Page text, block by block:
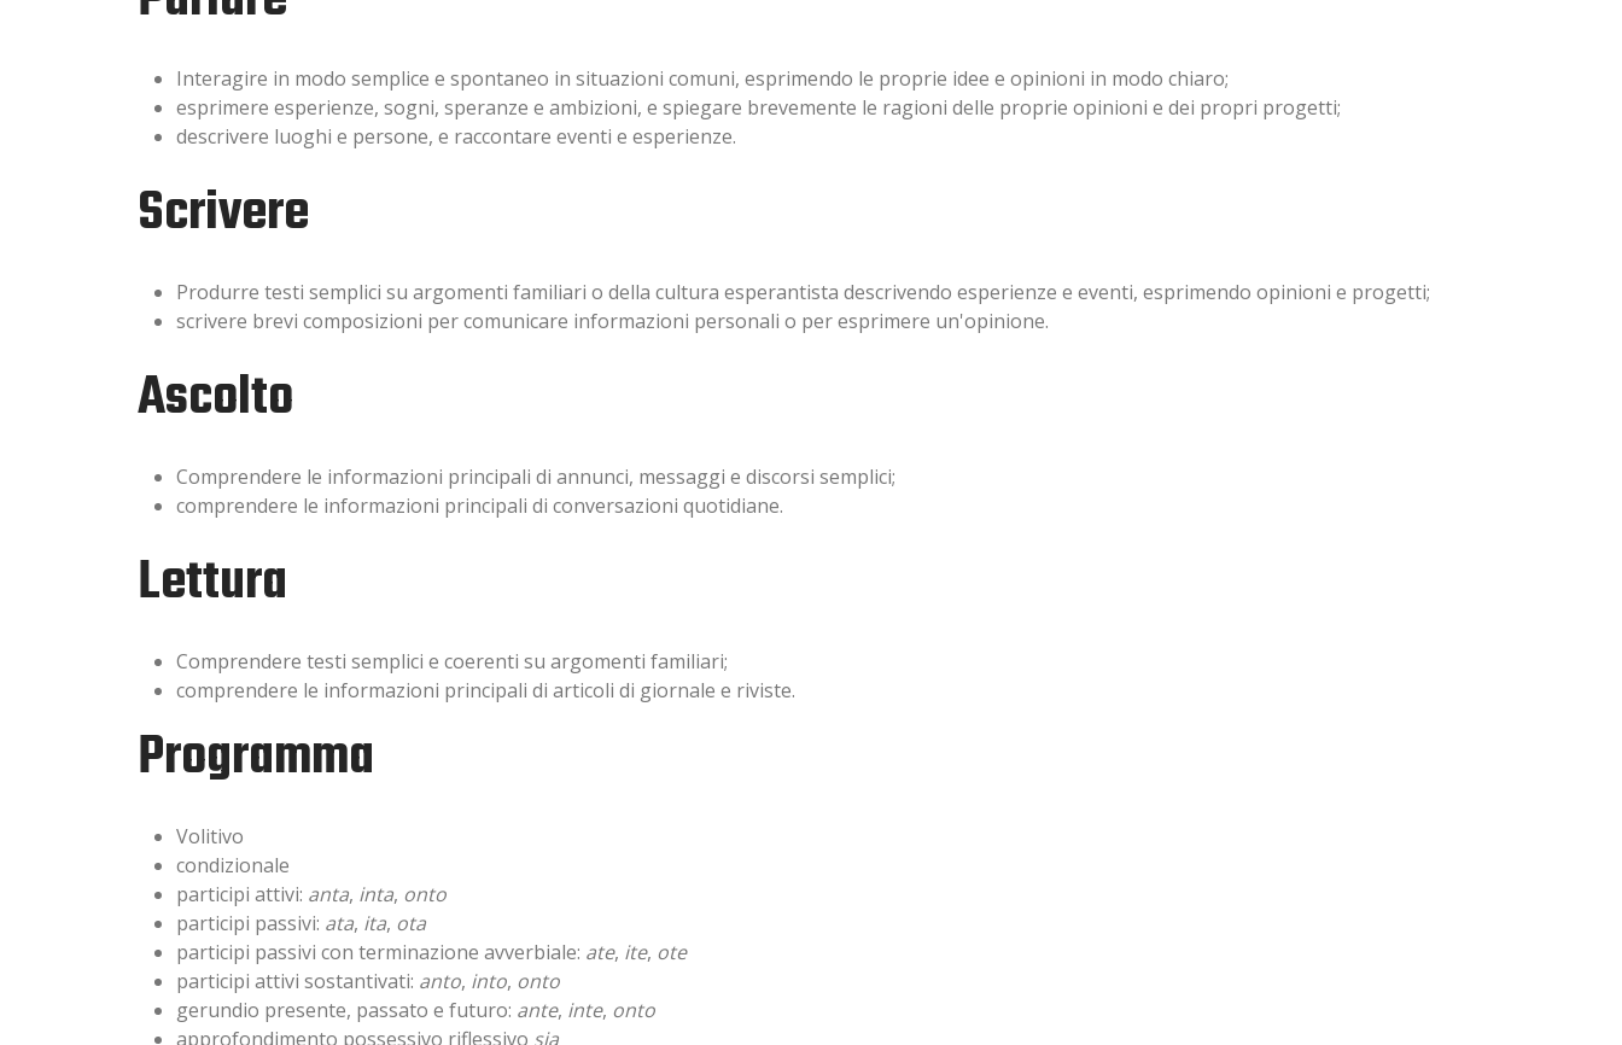
Interagire in modo semplice e spontaneo in situazioni comuni, esprimendo le proprie idee e opinioni in modo chiaro;
esprimere esperienze, sogni, speranze e ambizioni, e spiegare brevemente le ragioni delle proprie opinioni e dei propri progetti;
descrivere luoghi e persone, e raccontare eventi e esperienze.
Scrivere
Produrre testi semplici su argomenti familiari o della cultura esperantista descrivendo esperienze e eventi, esprimendo opinioni e progetti;
scrivere brevi composizioni per comunicare informazioni personali o per esprimere un'opinione.
Ascolto
Comprendere le informazioni principali di annunci, messaggi e discorsi semplici;
comprendere le informazioni principali di conversazioni quotidiane.
Lettura
Comprendere testi semplici e coerenti su argomenti familiari;
comprendere le informazioni principali di articoli di giornale e riviste.
Programma
Volitivo
condizionale
participi attivi: anta, inta, onto
participi passivi: ata, ita, ota
participi passivi con terminazione avverbiale: ate, ite, ote
participi attivi sostantivati: anto, into, onto
gerundio presente, passato e futuro: ante, inte, onto
approfondimento possessivo riflessivo sia